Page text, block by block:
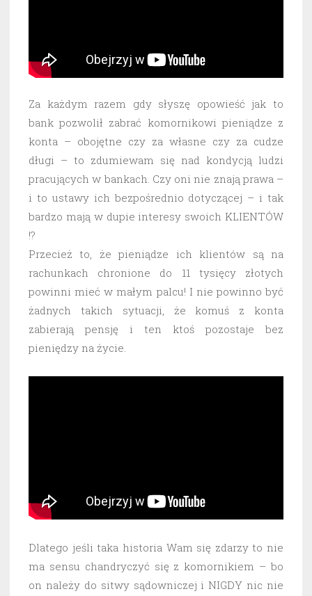
Za każdym razem gdy słyszę opowieść jak to
bank pozwolił zabrać komornikowi pieniądze z
konta – obojętne czy za własne czy za cudze
długi – to zdumiewam się nad kondycją ludzi
pracujących w bankach. Czy oni nie znają prawa –
i to ustawy ich bezpośrednio dotyczącej – i tak
bardzo mają w dupie interesy swoich KLIENTÓW
!?
Przecież to, że pieniądze ich klientów są na
rachunkach chronione do 11 tysięcy złotych
powinni mieć w małym palcu! I nie powinno być
żadnych takich sytuacji, że komuś z konta
zabierają pensję i ten ktoś pozostaje bez
pieniędzy na życie.
Dlatego jeśli taka historia Wam się zdarzy to nie
ma sensu chandryczyć się z komornikiem – bo
on należy do sitwy sądowniczej i NIGDY nic nie